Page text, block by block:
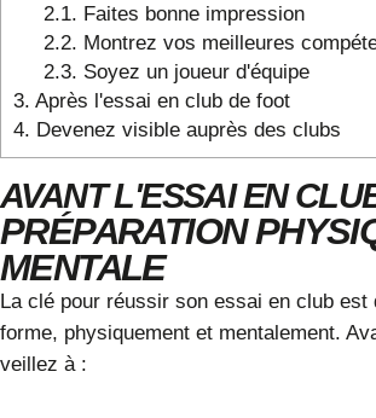
2.1. Faites bonne impression
2.2. Montrez vos meilleures
2.3. Soyez un joueur d'équipe
3. Après l'essai en club de foot
4. Devenez visible auprès des clubs
AVANT L'ESSAI EN
PRÉPARATION
MENTALE
La clé pour réussir son essai en club est
forme, physiquement et mentalement.
veillez à :